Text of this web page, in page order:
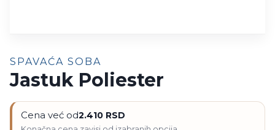
SPAVAĆA SOBA
Jastuk Poliester
Cena već od2.410 RSD